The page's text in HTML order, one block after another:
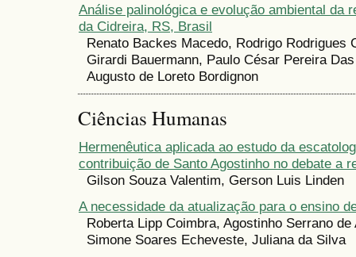
Análise palinológica e evolução ambiental da
da Cidreira, RS, Brasil
Renato Backes Macedo, Rodrigo Rodrigues
Girardi Bauermann, Paulo César Pereira
Augusto de Loreto Bordignon
Ciências Humanas
Hermenêutica aplicada ao estudo da
contribuição de Santo Agostinho no debate a
Gilson Souza Valentim, Gerson Luis Linden
A necessidade da atualização para o ensino
Roberta Lipp Coimbra, Agostinho Serrano de
Simone Soares Echeveste, Juliana da Silva